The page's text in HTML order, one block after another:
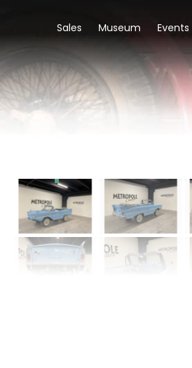
Sales Museum Events
VERKOCHT
‹